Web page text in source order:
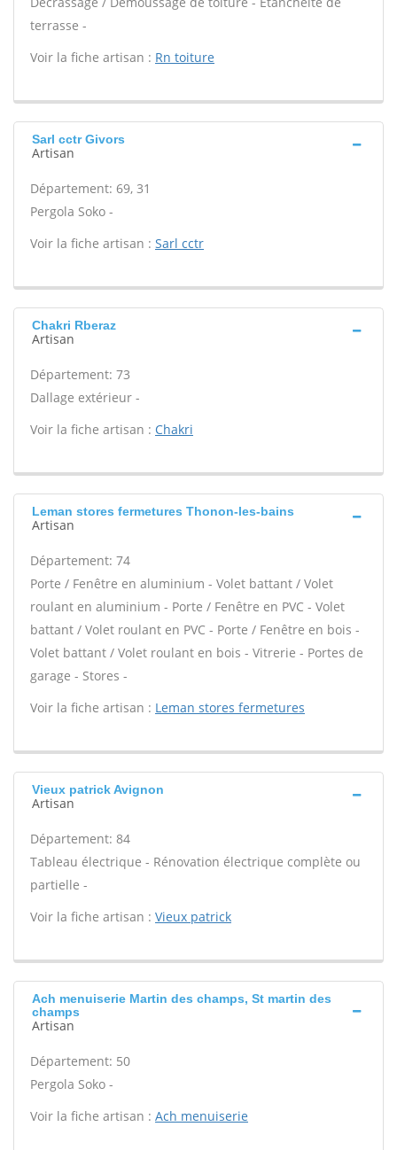
terrasse -
Voir la fiche artisan : Rn toiture
Sarl cctr Givors
Artisan
Département: 69, 31
Pergola Soko -
Voir la fiche artisan : Sarl cctr
Chakri Rberaz
Artisan
Département: 73
Dallage extérieur -
Voir la fiche artisan : Chakri
Leman stores fermetures Thonon-les-bains
Artisan
Département: 74
Porte / Fenêtre en aluminium - Volet battant / Volet
roulant en aluminium - Porte / Fenêtre en PVC - Volet
battant / Volet roulant en PVC - Porte / Fenêtre en bois -
Volet battant / Volet roulant en bois - Vitrerie - Portes de
garage - Stores -
Voir la fiche artisan : Leman stores fermetures
Vieux patrick Avignon
Artisan
Département: 84
Tableau électrique - Rénovation électrique complète ou
partielle -
Voir la fiche artisan : Vieux patrick
Ach menuiserie Martin des champs, St martin des
champs
Artisan
Département: 50
Pergola Soko -
Voir la fiche artisan : Ach menuiserie